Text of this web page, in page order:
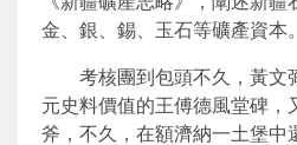
金、銀、錫、玉石等礦產資本。
考核團到包頭不久，黃文
元史料價值的王傅德風堂碑
斧，不久，在額濟納一土堡中